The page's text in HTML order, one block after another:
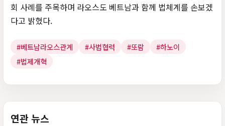
회 사례를 주목하며 라오스도 베트남과 함께 법체계를 손보겠
다고 밝혔다.
#베트남라오스관계 #사법협력 #또람
#하노이
#법제개혁
연관 뉴스